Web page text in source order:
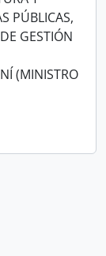
PÚBLICAS,
GESTIÓN
(MINISTRO